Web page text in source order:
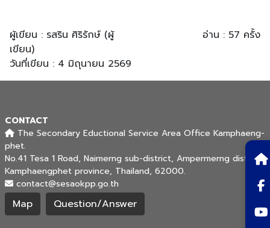
ผู้เขียน : รสริน ศิริรักษ์ (ผู้
เขียน)
อ่าน : 57 ครั้ง
วันที่เขียน : 4 มิถุนายน 2569
CONTACT
The Secondary Eductional Service Area Office Kamphaeng-
phet.
No.41 Tesa 1 Road, Naimerng sub-district, Ampermerng district,
Kamphaengphet province, Thailand, 62000.
contact@sesaokpp.go.th
Map Question/Answer